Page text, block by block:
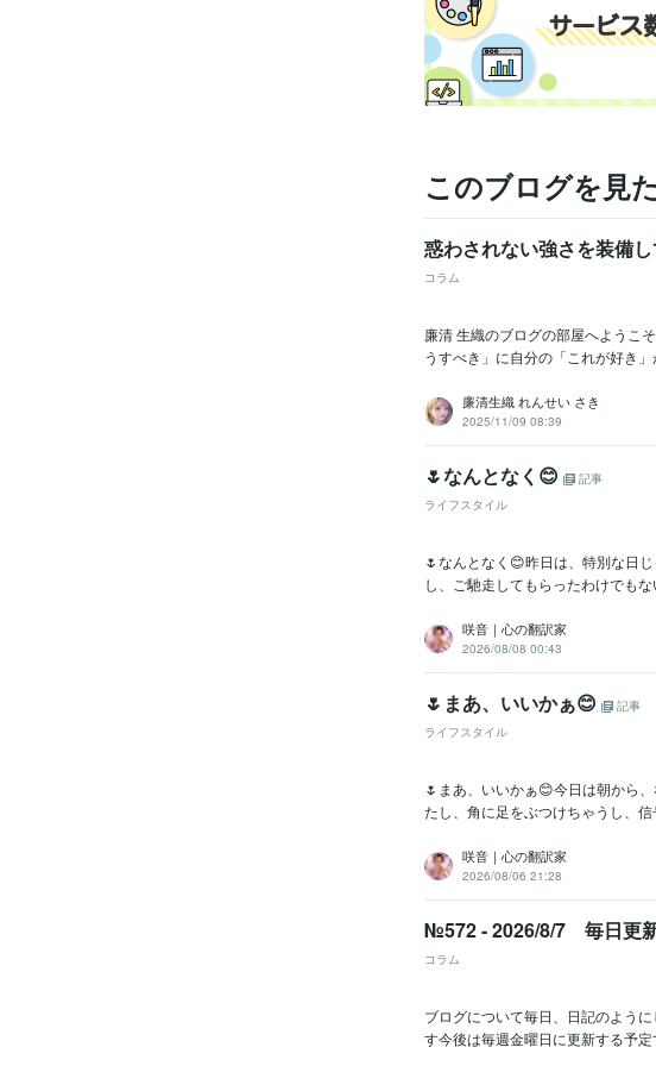
このブログを見
惑わされない強さを装備
コラム
廉清 生織のブログの部屋へようこ
うすべき」に自分の「これが好き
廉清生織 れんせい さき
2025/11/09 08:39
🌷なんとなく😊
記事
ライフスタイル
🌷なんとなく😊昨日は、特別な日
し、ご馳走してもらったわけでも
咲音｜心の翻訳家
2026/08/08 00:43
🌷まあ、いいかぁ😊
記事
ライフスタイル
🌷まあ、いいかぁ😊今日は朝から
たし、角に足をぶつけちゃうし、
咲音｜心の翻訳家
2026/08/06 21:28
№572 - 2026/8/7 毎日更
コラム
ブログについて毎日、日記のよう
す今後は毎週金曜日に更新する予